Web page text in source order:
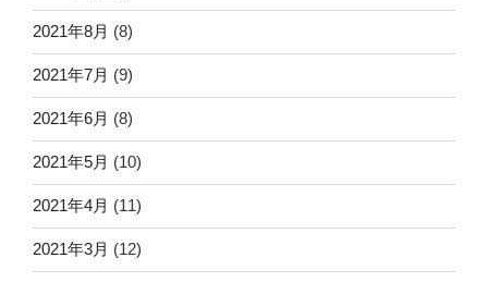
2021年8月 (8)
2021年7月 (9)
2021年6月 (8)
2021年5月 (10)
2021年4月 (11)
2021年3月 (12)